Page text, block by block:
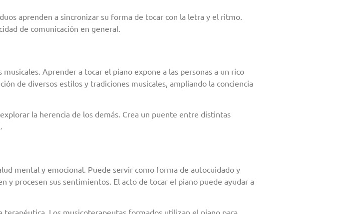
aprenden a sincronizar su forma de tocar con la letra y el ritmo.
de comunicación en general.
Aprender a tocar el piano expone a las personas a un rico
de diversos estilos y tradiciones musicales, ampliando la conciencia
la herencia de los demás. Crea un puente entre distintas
mental y emocional. Puede servir como forma de autocuidado y
y procesen sus sentimientos. El acto de tocar el piano puede ayudar a